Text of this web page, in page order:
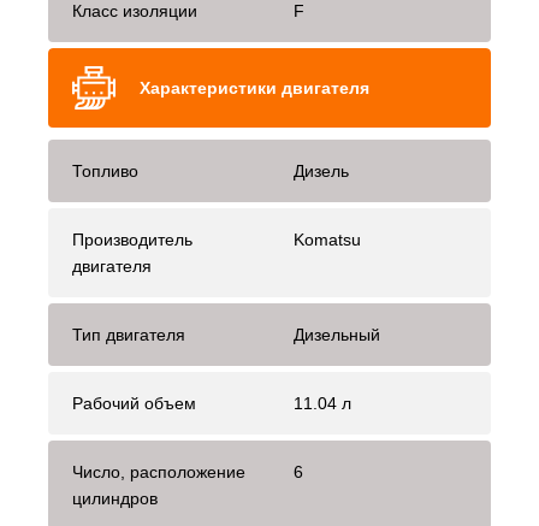
Класс изоляции F
Характеристики двигателя
Топливо Дизель
Производитель
двигателя
Komatsu
Тип двигателя Дизельный
Рабочий объем 11.04 л
Число, расположение
цилиндров
6